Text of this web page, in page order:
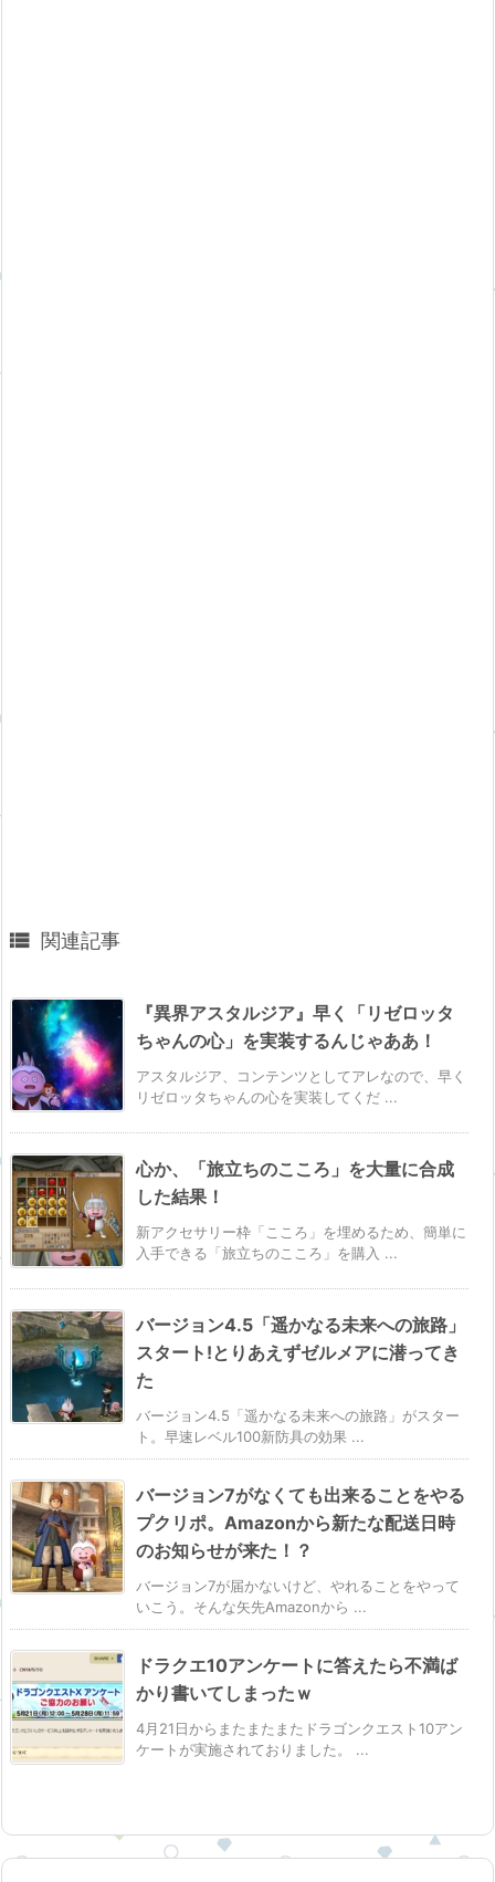
 関連記事
『異界アスタルジア』早く「リゼロッタ
ちゃんの心」を実装するんじゃああ！
アスタルジア、コンテンツとしてアレなので、早く
リゼロッタちゃんの心を実装してくだ ...
心か、「旅立ちのこころ」を大量に合成
した結果！
新アクセサリー枠「こころ」を埋めるため、簡単に
入手できる「旅立ちのこころ」を購入 ...
バージョン4.5「遥かなる未来への旅路」
スタート!とりあえずゼルメアに潜ってき
た
バージョン4.5「遥かなる未来への旅路」がスター
ト。早速レベル100新防具の効果 ...
バージョン7がなくても出来ることをやる
プクリポ。Amazonから新たな配送日時
のお知らせが来た！？
バージョン7が届かないけど、やれることをやって
いこう。そんな矢先Amazonから ...
ドラクエ10アンケートに答えたら不満ば
かり書いてしまったｗ
4月21日からまたまたまたドラゴンクエスト10アン
ケートが実施されておりました。 ...